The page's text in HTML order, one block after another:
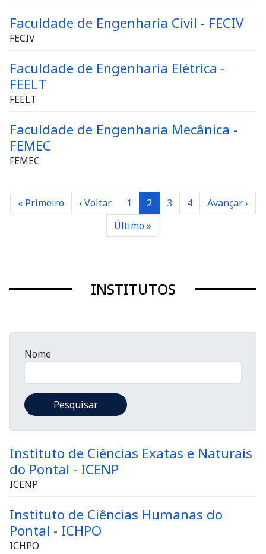
Faculdade de Engenharia Civil - FECIV
FECIV
Faculdade de Engenharia Elétrica -
FEELT
FEELT
Faculdade de Engenharia Mecânica -
FEMEC
FEMEC
Paginação
Primeira página
« Primeiro Página anterior
‹ Voltar Página
1 Página
2 Página
3 Página
4 Próxima
Avançar ›
Última página
Último »
INSTITUTOS
Nome
Instituto de Ciências Exatas e Naturais
do Pontal - ICENP
ICENP
Instituto de Ciências Humanas do
Pontal - ICHPO
ICHPO